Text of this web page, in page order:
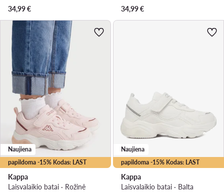
34,99€
34,99€
papildoma -15% Kodas: LAST
Naujiena
Kappa
Laisvalaikio batai · Rožinė
papildoma -15% Kodas: LAST
Naujiena
Kappa
Laisvalaikio batai · Balta